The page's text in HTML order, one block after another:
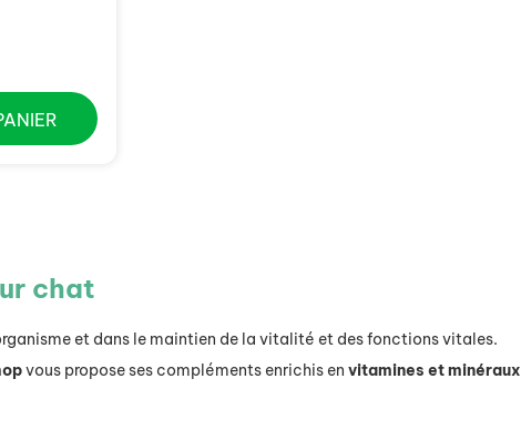
chat
et dans le maintien de la vitalité et des fonctions vitales.
vous propose ses compléments enrichis en vitamines et minéraux